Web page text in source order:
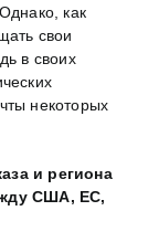
как
свои
в своих
некоторых
и региона
США, ЕС,